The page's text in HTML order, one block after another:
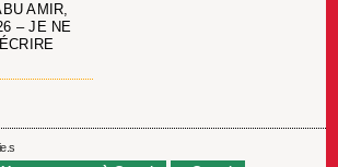
AMIR,
– JE NE